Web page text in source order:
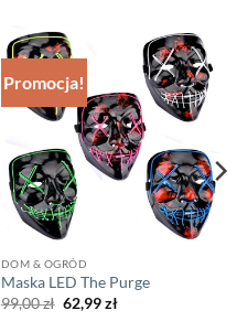
Promocja!
DOM & OGRÓD
Maska LED The Purge
99,00zł Pierwotna
cena
62,99złAktualna